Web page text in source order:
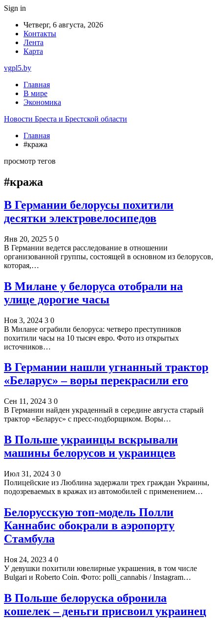
Sign in
Четверг, 6 августа, 2026
Контакты
Лента
Карта
vgpl5.by
Главная
В мире
Экономика
Новости Бреста и Брестской области
Главная
#кража
просмотр тегов
#кража
В Германии белорусы похитили
десятки электровелосипедов
Янв 20, 2025 5 0
В Германии ведется расследование в отношении
организованной группы, состоящей в основном из белорусов,
которая,…
В Милане у белоруса отобрали на
улице дорогие часы
Ноя 3, 2024 3 0
В Милане ограбили белоруса: четверо преступников
похитили часы на 10 тысяч евро. Фото из открытых
источников…
В Германии нашли угнанный трактор
«Беларус» – воры перекрасили его
Сен 11, 2024 3 0
В Германии найден украденный в середине августа старый
трактор «Беларус» с пресс-подборщиком. Воры…
В Польше украинцы вскрывали
машины белорусов и украинцев
Июл 31, 2024 3 0
Полицейские из Люблина задержали трех граждан Украины,
подозреваемых в кражах из автомобилей с применением…
Белорусскую топ-модель Полли
Каннабис обокрали в аэропорту
Стамбула
Ноя 24, 2023 4 0
У девушки похитили ювелирные украшения, в том числе
Bulgari и Roberto Coin. Фото: polli_cannabis / Instagram…
В Польше белоруска обронила
кошелек – деньги присвоил украинец